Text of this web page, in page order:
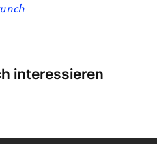
interessieren